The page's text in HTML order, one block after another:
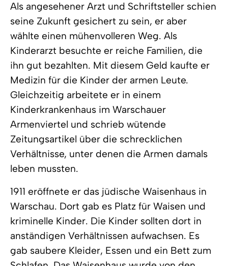
Als angesehener Arzt und Schriftsteller schien
seine Zukunft gesichert zu sein, er aber
wählte einen mühenvolleren Weg. Als
Kinderarzt besuchte er reiche Familien, die
ihn gut bezahlten. Mit diesem Geld kaufte er
Medizin für die Kinder der armen Leute.
Gleichzeitig arbeitete er in einem
Kinderkrankenhaus im Warschauer
Armenviertel und schrieb wütende
Zeitungsartikel über die schrecklichen
Verhältnisse, unter denen die Armen damals
leben mussten.
1911 eröffnete er das jüdische Waisenhaus in
Warschau. Dort gab es Platz für Waisen und
kriminelle Kinder. Die Kinder sollten dort in
anständigen Verhältnissen aufwachsen. Es
gab saubere Kleider, Essen und ein Bett zum